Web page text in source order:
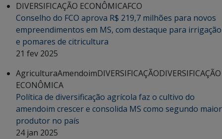
DIVERSIFICAÇÃO ECONÔMICAFCO
Conselho do FCO aprova R$ 219,7 milhões para novos
empreendimentos em MS, com destaque para irrigação
e pomares de citricultura
21 fev 2025
AgriculturaAmendoimDIVERSIFICAÇÃODIVERSIFICAÇÃO
ECONÔMICA
Política de diversificação agrícola faz o cultivo do
amendoim crescer e consolida MS como segundo maior
produtor no país
24 jan 2025